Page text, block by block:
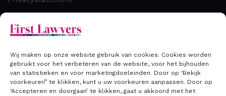
Wij maken op onze website gebruik van cookies. Cookies worden
gebruikt voor het verbeteren van de website, voor het bijhouden
van statistieken en voor marketingdoeleinden. Door op ‘Bekijk
voorkeuren” te klikken, kunt u uw voorkeuren aanpassen. Door op
‘Accepteren en doorgaan’ te klikken, gaat u akkoord met het
Contact